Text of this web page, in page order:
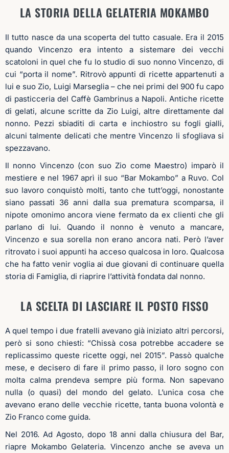
LA STORIA DELLA GELATERIA MOKAMBO
Il tutto nasce da una scoperta del tutto casuale. Era il 2015
quando Vincenzo era intento a sistemare dei vecchi
scatoloni in quel che fu lo studio di suo nonno Vincenzo, di
cui “porta il nome”. Ritrovò appunti di ricette appartenuti a
lui e suo Zio, Luigi Marseglia – che nei primi del 900 fu capo
di pasticceria del Caffè Gambrinus a Napoli. Antiche ricette
di gelati, alcune scritte da Zio Luigi, altre direttamente dal
nonno. Pezzi sbiaditi di carta e inchiostro su fogli gialli,
alcuni talmente delicati che mentre Vincenzo li sfogliava si
spezzavano.
Il nonno Vincenzo (con suo Zio come Maestro) imparò il
mestiere e nel 1967 aprì il suo “Bar Mokambo” a Ruvo. Col
suo lavoro conquistò molti, tanto che tutt’oggi, nonostante
siano passati 36 anni dalla sua prematura scomparsa, il
nipote omonimo ancora viene fermato da ex clienti che gli
parlano di lui.
Quando il nonno è venuto a mancare,
Vincenzo e sua sorella non erano ancora nati. Però l’aver
ritrovato i suoi appunti ha acceso qualcosa in loro. Qualcosa
che ha fatto venir voglia ai due giovani di continuare quella
storia di Famiglia, di riaprire l’attività fondata dal nonno.
LA SCELTA DI LASCIARE IL POSTO FISSO
A quel tempo i due fratelli avevano già iniziato altri percorsi,
però si sono chiesti: “Chissà cosa potrebbe accadere se
replicassimo queste ricette oggi, nel 2015”. Passò qualche
mese, e decisero di fare il primo passo, il loro sogno con
molta calma prendeva sempre più forma. Non sapevano
nulla (o quasi) del mondo del gelato. L’unica cosa che
avevano erano delle vecchie ricette, tanta buona volontà e
Zio Franco come guida.
Nel 2016. Ad Agosto, dopo 18 anni dalla chiusura del Bar,
riapre Mokambo Gelateria. Vincenzo anche se aveva un